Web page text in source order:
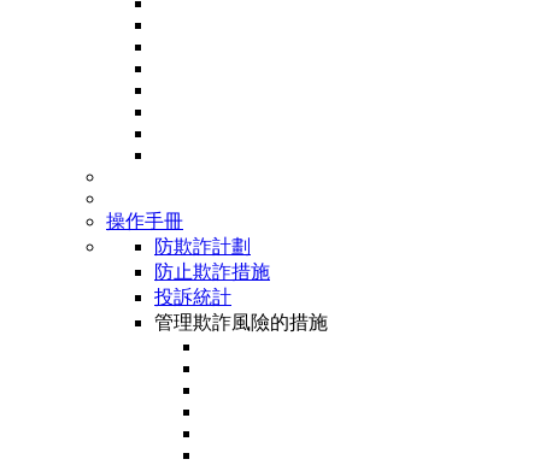
操作手冊
防欺詐計劃
防止欺詐措施
投訴統計
管理欺詐風險的措施